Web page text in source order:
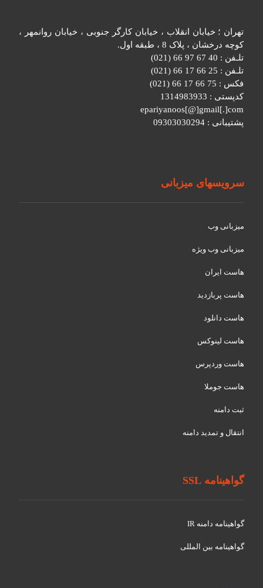
تهران ؛ خیابان انقلاب ، خیابان کارگر جنوبی ، خیابان روانمهر ،
کوچه درخشان ، پلاک 8 ، طبقه اول.
تلـفن : 40 67 97 66 (021)
تلـفن : 25 66 17 66 (021)
فکس : 75 66 17 66 (021)
کدپستی : 1314983933
epariyanoos[@]gmail[.]com
پشتیبانی : 09303030294
سرویسهای میزبانی
میزبانی وب
میزبانی وب ویژه
هاست ایران
هاست پربازدید
هاست دانلود
هاست لینوکس
هاست وردپرس
هاست جوملا
ثبت دامنه
انتقال و تمدید دامنه
گواهینامه SSL
گواهينامه دامنه IR
گواهينامه بین المللی